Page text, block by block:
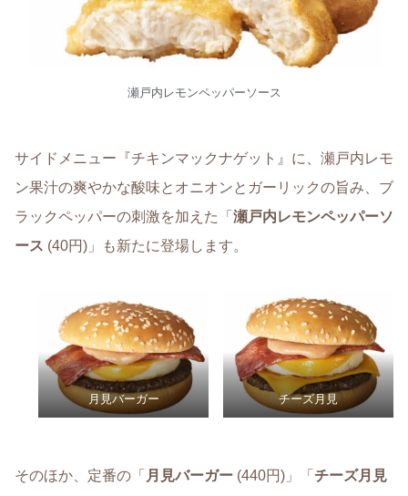
瀬戸内レモンペッパーソース
サイドメニュー『チキンマックナゲット』に、瀬戸内レモ
ン果汁の爽やかな酸味とオニオンとガーリックの旨み、ブ
ラックペッパーの刺激を加えた「 瀬戸内レモンペッパーソ
ース (40円)」も新たに登場します。
月見バーガー チーズ月見
そのほか、定番の「 月見バーガー (440円)」「 チーズ月見